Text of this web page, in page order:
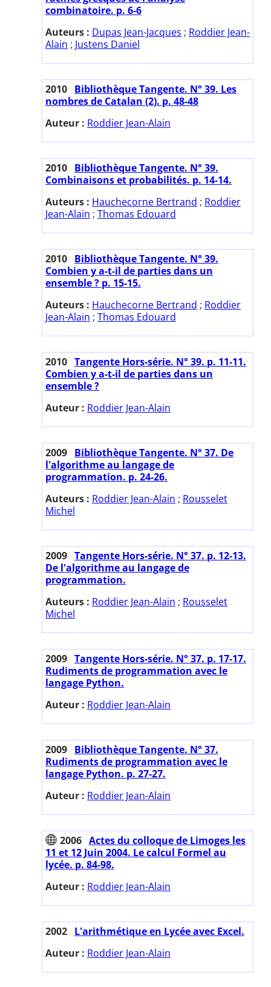
combinatoire. p. 6-6
Auteurs : Dupas Jean-Jacques ; Roddier Jean-
Alain ; Justens Daniel
2010 Bibliothèque Tangente. N° 39. Les
nombres de Catalan (2). p. 48-48
Auteur : Roddier Jean-Alain
2010 Bibliothèque Tangente. N° 39.
Combinaisons et probabilités. p. 14-14.
Auteurs : Hauchecorne Bertrand ; Roddier
Jean-Alain ; Thomas Edouard
2010 Bibliothèque Tangente. N° 39.
Combien y a-t-il de parties dans un
ensemble ? p. 15-15.
Auteurs : Hauchecorne Bertrand ; Roddier
Jean-Alain ; Thomas Edouard
2010 Tangente Hors-série. N° 39. p. 11-11.
Combien y a-t-il de parties dans un
ensemble ?
Auteur : Roddier Jean-Alain
2009 Bibliothèque Tangente. N° 37. De
l'algorithme au langage de
programmation. p. 24-26.
Auteurs : Roddier Jean-Alain ; Rousselet
Michel
2009 Tangente Hors-série. N° 37. p. 12-13.
De l'algorithme au langage de
programmation.
Auteurs : Roddier Jean-Alain ; Rousselet
Michel
2009 Tangente Hors-série. N° 37. p. 17-17.
Rudiments de programmation avec le
langage Python.
Auteur : Roddier Jean-Alain
2009 Bibliothèque Tangente. N° 37.
Rudiments de programmation avec le
langage Python. p. 27-27.
Auteur : Roddier Jean-Alain
2006 Actes du colloque de Limoges les
11 et 12 Juin 2004. Le calcul Formel au
lycée. p. 84-98.
Auteur : Roddier Jean-Alain
2002 L'arithmétique en Lycée avec Excel.
Auteur : Roddier Jean-Alain